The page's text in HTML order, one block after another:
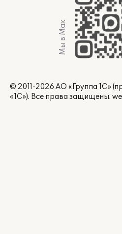
Мы в Max
© 2011-2026 АО «Группа 1С»
«1С»). Все права защищены.